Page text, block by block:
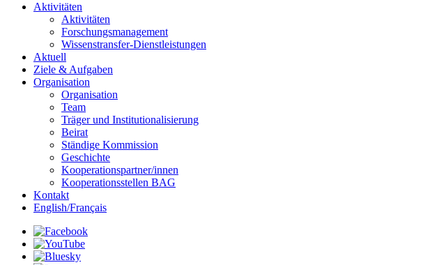
Aktivitäten
Aktivitäten
Forschungsmanagement
Wissenstransfer-Dienstleistungen
Aktuell
Ziele & Aufgaben
Organisation
Organisation
Team
Träger und Institutionalisierung
Beirat
Ständige Kommission
Geschichte
Kooperationspartner/innen
Kooperationsstellen BAG
Kontakt
English/Français